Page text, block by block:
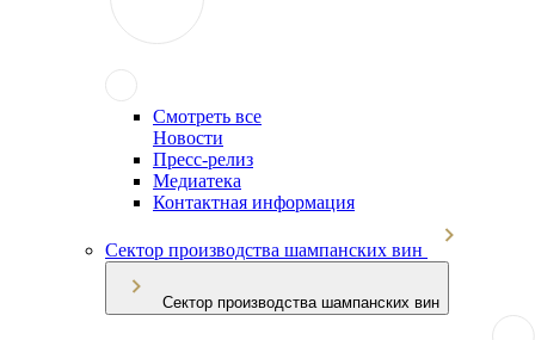
Смотреть все
Новости
Пресс-релиз
Медиатека
Контактная информация
Сектор производства шампанских вин
Сектор производства шампанских вин